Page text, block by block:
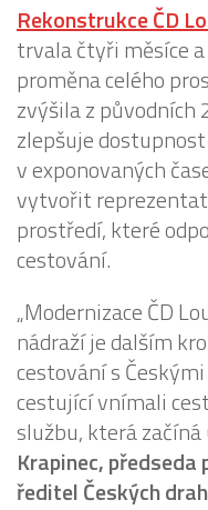
Rekonstrukce ČD
trvala čtyři měsíce
proměna celého
zvýšila z původních
zlepšuje
v exponovaných
vytvořit
prostředí, které
cestování.
„Modernizace ČD
nádraží je dalším
cestování s
cestující vnímali
službu, která začíná
Krapinec,
ředitel Českých